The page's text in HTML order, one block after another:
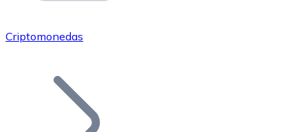
Únete a nuestra red de distribuidores.
Añade tu proyecto a nuestro ecosistema.
Criptomonedas